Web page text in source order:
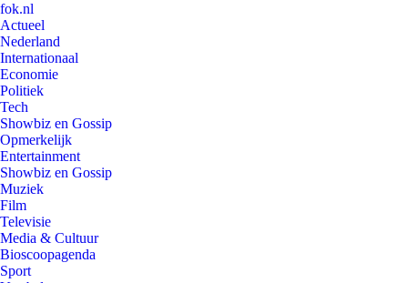
fok.nl
Actueel
Nederland
Internationaal
Economie
Politiek
Tech
Showbiz en Gossip
Opmerkelijk
Entertainment
Showbiz en Gossip
Muziek
Film
Televisie
Media & Cultuur
Bioscoopagenda
Sport